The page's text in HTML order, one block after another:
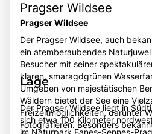
Pragser Wildsee
Pragser Wildsee
Der Pragser Wildsee, auch
ein atemberaubendes
Besucher mit seiner
klaren, smaragdgrünen
Umgeben von majestätischen
Wäldern bietet der See eine
Freizeitmöglichkeiten, darunter
Fotografieren. Besonders
Lage
Der Pragser Wildsee liegt in
sich etwa 100 Kilometer